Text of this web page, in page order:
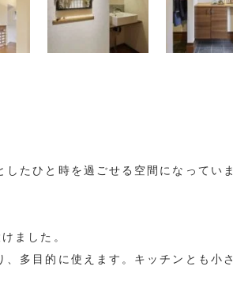
たひと時を過ごせる空間になっていま
ました。
多目的に使えます。キッチンとも小さ